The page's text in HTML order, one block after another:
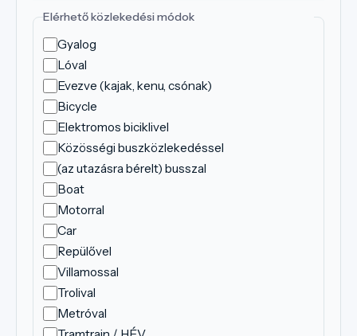
Elérhető közlekedési módok
Gyalog
Lóval
Evezve (kajak, kenu, csónak)
Bicycle
Elektromos biciklivel
Közösségi buszközlekedéssel
(az utazásra bérelt) busszal
Boat
Motorral
Car
Repülővel
Villamossal
Trolival
Metróval